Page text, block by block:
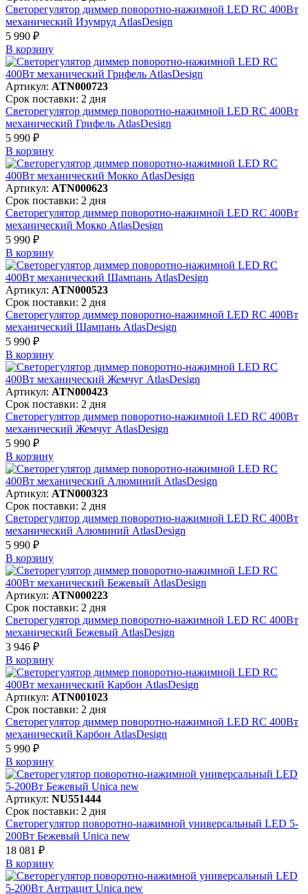
Светорегулятор диммер поворотно-нажимной LED RC 400Вт
механический Изумруд AtlasDesign
5 990 ₽
В корзинy
Артикул: ATN000723
Срок поставки: 2 дня
Светорегулятор диммер поворотно-нажимной LED RC 400Вт
механический Грифель AtlasDesign
5 990 ₽
В корзинy
Артикул: ATN000623
Срок поставки: 2 дня
Светорегулятор диммер поворотно-нажимной LED RC 400Вт
механический Мокко AtlasDesign
5 990 ₽
В корзинy
Артикул: ATN000523
Срок поставки: 2 дня
Светорегулятор диммер поворотно-нажимной LED RC 400Вт
механический Шампань AtlasDesign
5 990 ₽
В корзинy
Артикул: ATN000423
Срок поставки: 2 дня
Светорегулятор диммер поворотно-нажимной LED RC 400Вт
механический Жемчуг AtlasDesign
5 990 ₽
В корзинy
Артикул: ATN000323
Срок поставки: 2 дня
Светорегулятор диммер поворотно-нажимной LED RC 400Вт
механический Алюминий AtlasDesign
5 990 ₽
В корзинy
Артикул: ATN000223
Срок поставки: 2 дня
Светорегулятор диммер поворотно-нажимной LED RC 400Вт
механический Бежевый AtlasDesign
3 946 ₽
В корзинy
Артикул: ATN001023
Срок поставки: 2 дня
Светорегулятор диммер поворотно-нажимной LED RC 400Вт
механический Карбон AtlasDesign
5 990 ₽
В корзинy
Артикул: NU551444
Срок поставки: 2 дня
Светорегулятор поворотно-нажимной универсальный LED 5-
200Вт Бежевый Unica new
18 081 ₽
В корзинy